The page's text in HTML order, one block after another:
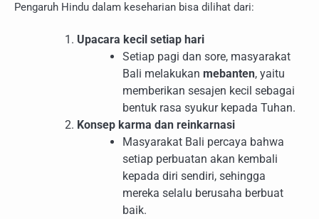
Pengaruh Hindu dalam keseharian bisa dilihat dari:
Upacara kecil setiap hari
Setiap pagi dan sore, masyarakat
Bali melakukan mebanten, yaitu
memberikan sesajen kecil sebagai
bentuk rasa syukur kepada Tuhan.
Konsep karma dan reinkarnasi
Masyarakat Bali percaya bahwa
setiap perbuatan akan kembali
kepada diri sendiri, sehingga
mereka selalu berusaha berbuat
baik.